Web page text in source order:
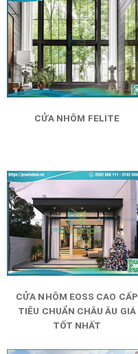
CỬA NHÔM FELITE
CỬA NHÔM EOSS CAO CẤP
TIÊU CHUẨN CHÂU ÂU GIÁ
TỐT NHẤT